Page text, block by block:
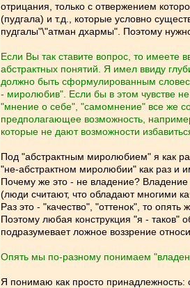
отрицания, только с отвержением
(пудгала) и т.д., которые условно
пудгалы"\"атман дхармы". Поэтому
Если Вы так ставите вопрос, то имеете
абстрактных понятий. Я имел ввиду
должно быть сформулированным
- миролюбив". Если бы в этом чувстве
"мнение о себе", "самомнение" все же
предполагающее возможность,
которые не дают возможности
Под "абстрактным миролюбием" я как
"не-абстрактном миролюбии" как раз и
Почему же это - не владение? Владение
(люди считают, что обладают многими
Раз это - "качество", "оттенок", то
Поэтому любая конструкция "я - таков"
подразумевает ложное воззрение
Опять мы по-разному понимаем
Я понимаю как просто принадлежность: